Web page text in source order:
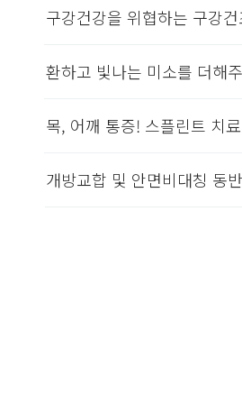
구강건강을 위협하는 구강
환하고 빛나는 미소를 더해
목, 어깨 통증! 스플린트 치
개방교합 및 안면비대칭 동